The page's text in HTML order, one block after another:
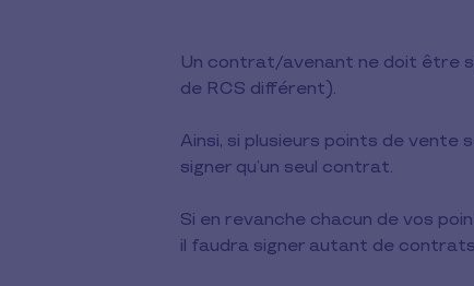
Un contrat/avenant ne doit être
de RCS différent).
Ainsi, si plusieurs points de vente
signer qu’un seul contrat.
Si en revanche chacun de vos
il faudra signer autant de contrats